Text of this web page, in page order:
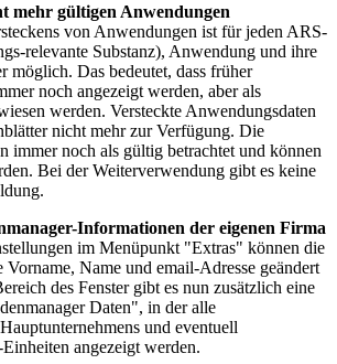
mehr gültigen Anwendungen
von Anwendungen ist für jeden ARS-
relevante Substanz), Anwendung und ihre
möglich. Das bedeutet, dass früher
noch angezeigt werden, aber als
werden. Versteckte Anwendungsdaten
nicht mehr zur Verfügung. Die
immer noch als gültig betrachtet und können
Bei der Weiterverwendung gibt es keine
Informationen der eigenen Firma
im Menüpunkt "Extras" können die
Name und email-Adresse geändert
des Fenster gibt es nun zusätzlich eine
Daten", in der alle
und eventuell
angezeigt werden.